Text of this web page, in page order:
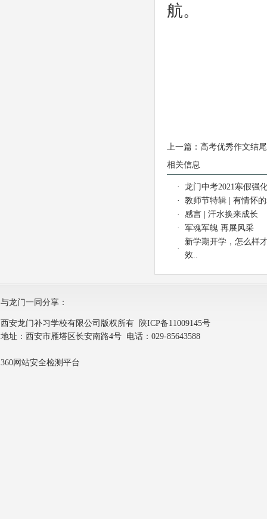
航。
上一篇： 高考优秀作文结
相关信息
·
龙门中考2021寒假强
·
教师节特辑 | 有情怀
·
感言 | 汗水换来成长
·
军魂军魄 再展风采
·
新学期开学，怎么样
效..
与龙门一同分享：
西安龙门补习学校有限公司版权所有
陕ICP备11009145号
地址：西安市雁塔区长安南路4号 电话：029-85643588
360网站安全检测平台